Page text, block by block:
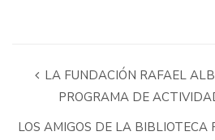
LA FUNDACIÓN RAFAEL
PROGRAMA DE
LOS AMIGOS DE LA BIBLIOTECA